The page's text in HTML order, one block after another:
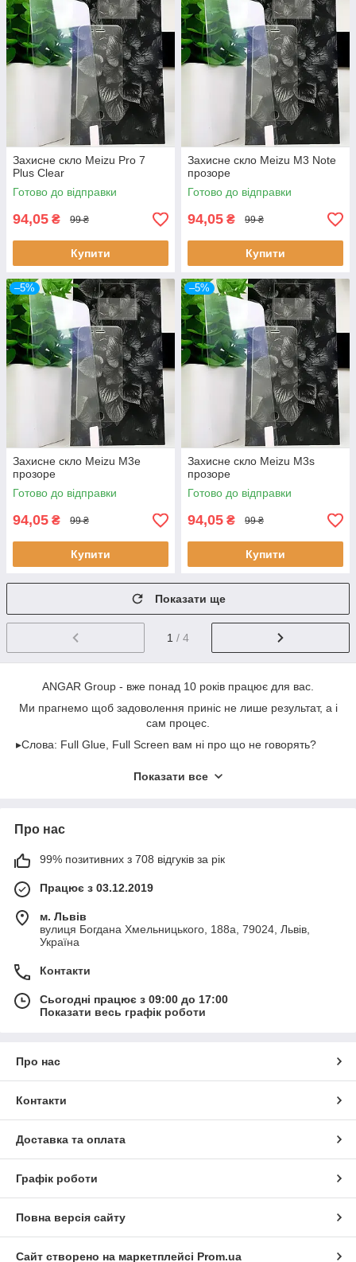
Захисне скло Meizu Pro 7
Plus Clear
Готово до відправки
94,05 ₴ 99 ₴
Купити
Захисне скло Meizu M3 Note
прозоре
Готово до відправки
94,05 ₴ 99 ₴
Купити
–5%
Захисне скло Meizu M3e
прозоре
Готово до відправки
94,05 ₴ 99 ₴
Купити
–5%
Захисне скло Meizu M3s
прозоре
Готово до відправки
94,05 ₴ 99 ₴
Купити
Показати ще
1 / 4
ANGAR Group - вже понад 10 років працює для вас.
Ми прагнемо щоб задоволення приніс не лише результат, а і
сам процес.
▸Слова: Full Glue, Full Screen вам ні про що не говорять?
товар який максимально відповідає вашим потребам.
▸Весь персонал компанії проходить періодичне навчання,
вас будуть супроводжувати лише висококваліфіковані
фахівці.
▸Весь товар який реалізує наша компанія ретельно
рекламації.
У вас є запитання? Телефонуйте і ми зробимо все щоб
Показати все
Про нас
99% позитивних з 708 відгуків за рік
Працює з 03.12.2019
м. Львів
вулиця Богдана Хмельницького, 188а, 79024, Львів,
Україна
Контакти
Сьогодні працює з 09:00 до 17:00
Показати весь графік роботи
Про нас
Контакти
Доставка та оплата
Графік роботи
Повна версія сайту
Сайт створено на маркетплейсі Prom.ua